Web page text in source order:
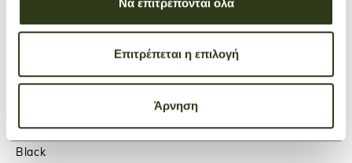
Επιτρέπεται η επιλογή
Άρνηση
Black